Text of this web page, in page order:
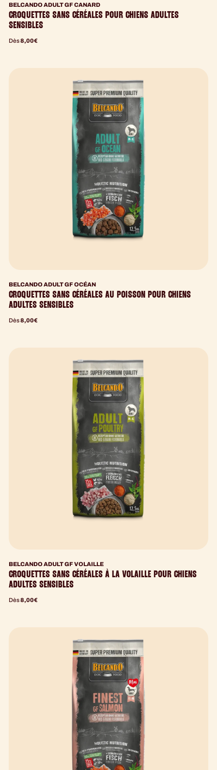
BELCANDO ADULT GF CANARD
CROQUETTES SANS CÉRÉALES POUR CHIENS ADULTES
SENSIBLES
Dès8,00€
BELCANDO ADULT GF OCÉAN
CROQUETTES SANS CÉRÉALES AU POISSON POUR CHIENS
ADULTES SENSIBLES
Dès8,00€
BELCANDO ADULT GF VOLAILLE
CROQUETTES SANS CÉRÉALES À LA VOLAILLE POUR CHIENS
ADULTES SENSIBLES
Dès8,00€